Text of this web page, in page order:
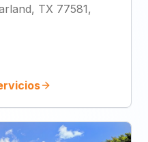
TX 77581,